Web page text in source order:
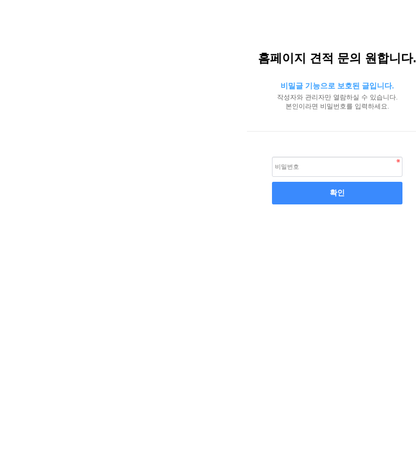
홈페이지 견적 문의 원합니다.
비밀글 기능으로 보호된 글입니다.
작성자와 관리자만 열람하실 수 있습니다.
본인이라면 비밀번호를 입력하세요.